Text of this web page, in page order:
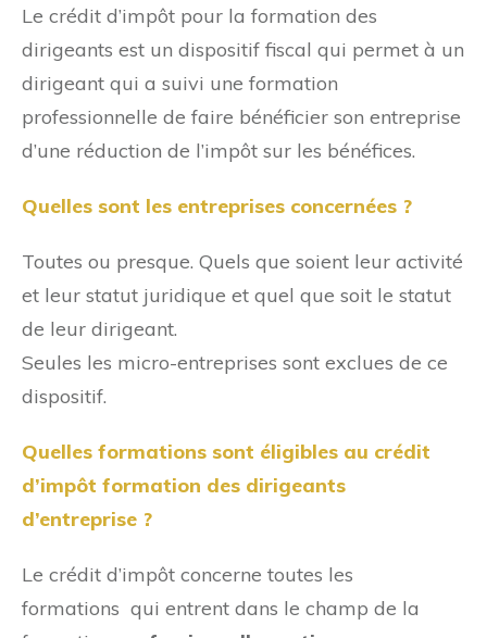
Le crédit d’impôt pour la formation des
dirigeants est un dispositif fiscal qui permet à un
dirigeant qui a suivi une formation
professionnelle de faire bénéficier son entreprise
d’une réduction de l’impôt sur les bénéfices.
Quelles sont les entreprises concernées ?
Toutes ou presque. Quels que soient leur activité
et leur statut juridique et quel que soit le statut
de leur dirigeant.
Seules les micro-entreprises sont exclues de ce
dispositif.
Quelles formations sont éligibles au crédit
d’impôt formation des dirigeants
d’entreprise ?
Le crédit d’impôt concerne toutes les
formations qui entrent dans le champ de la